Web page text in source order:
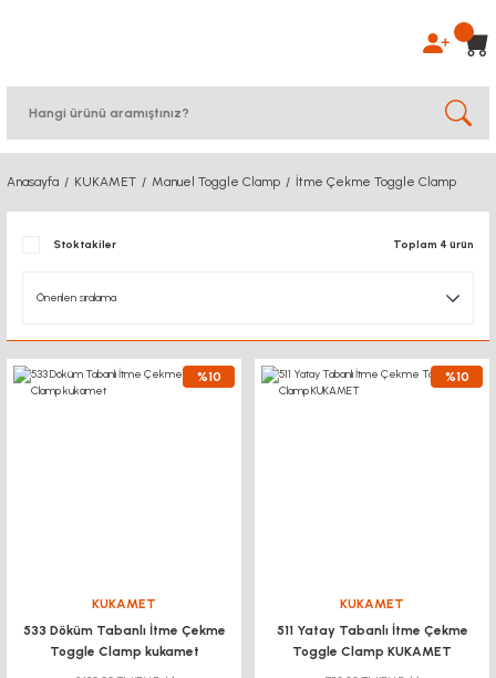
Anasayfa KUKAMET Manuel Toggle Clamp İtme Çekme Toggle Clamp
Stoktakiler Toplam 4 ürün
%10
KUKAMET
533 Döküm Tabanlı İtme Çekme
Toggle Clamp kukamet
%10
KUKAMET
511 Yatay Tabanlı İtme Çekme
Toggle Clamp KUKAMET